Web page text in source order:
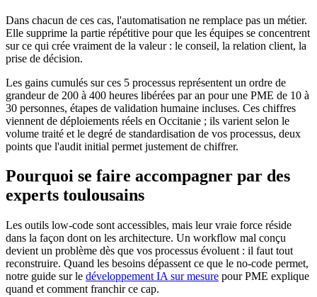
Dans chacun de ces cas, l'automatisation ne remplace pas un métier.
Elle supprime la partie répétitive pour que les équipes se concentrent
sur ce qui crée vraiment de la valeur : le conseil, la relation client, la
prise de décision.
Les gains cumulés sur ces 5 processus représentent un ordre de
grandeur de 200 à 400 heures libérées par an pour une PME de 10 à
30 personnes, étapes de validation humaine incluses. Ces chiffres
viennent de déploiements réels en Occitanie ; ils varient selon le
volume traité et le degré de standardisation de vos processus, deux
points que l'audit initial permet justement de chiffrer.
Pourquoi se faire accompagner par des
experts toulousains
Les outils low-code sont accessibles, mais leur vraie force réside
dans la façon dont on les architecture. Un workflow mal conçu
devient un problème dès que vos processus évoluent : il faut tout
reconstruire. Quand les besoins dépassent ce que le no-code permet,
notre guide sur le développement IA sur mesure pour PME explique
quand et comment franchir ce cap.